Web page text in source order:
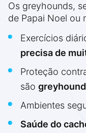
Os greyhounds,
de Papai Noel ou
Exercícios
precisa de
Proteção
são
Ambientes
Saúde do